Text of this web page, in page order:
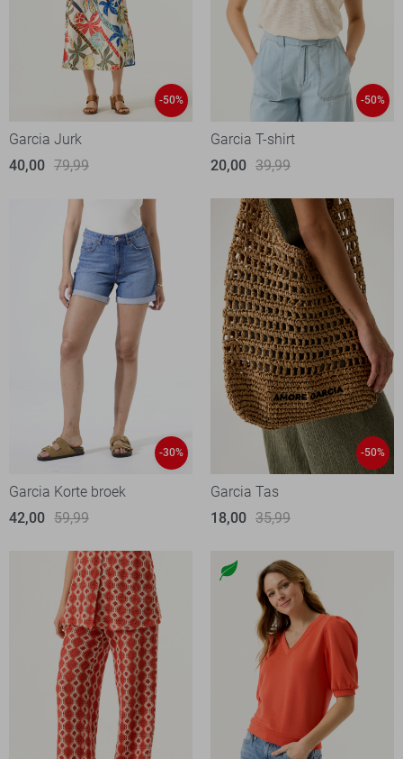
-50%
Garcia Jurk
40,00 79,99
-50%
Garcia T-shirt
20,00 39,99
-30%
Garcia Korte broek
42,00 59,99
-50%
Garcia Tas
18,00 35,99